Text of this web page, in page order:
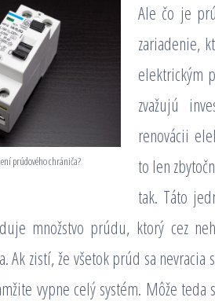
prúdového chrániča?
Ale čo je
zariadenie,
elektrickým
zvažujú
renovácii
to len
tak. Táto
množstvo prúdu, ktorý cez
Ak zistí, že všetok prúd sa nevracia
vypne celý systém. Môže teda